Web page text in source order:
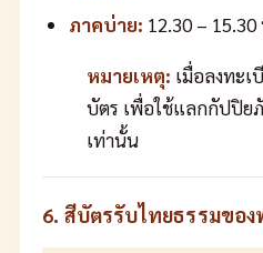
ภาคบ่าย: 12.30 – 15.30
หมายเหตุ: เมื่อลงทะ
บัตร เพื่อใช้แลกกัปปิย
เท่านั้น
6. สีบัตรรับไทยธรรมขอ